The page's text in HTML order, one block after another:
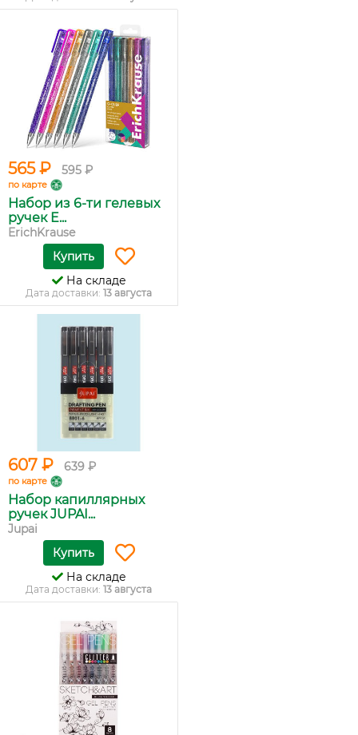
565 ₽ 595 ₽
по карте
Набор из 6-ти гелевых
ручек E...
ErichKrause
Купить
На складе
Дата доставки: 13 августа
607 ₽ 639 ₽
по карте
Набор капиллярных
ручек JUPAI...
Jupai
Купить
На складе
Дата доставки: 13 августа